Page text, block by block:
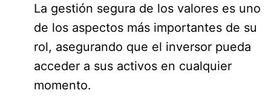
La gestión segura de los valores es uno
de los aspectos más importantes de su
rol, asegurando que el inversor pueda
acceder a sus activos en cualquier
momento.